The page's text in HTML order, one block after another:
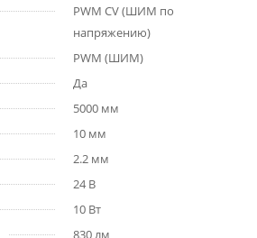
PWM СV (ШИМ по
напряжению)
PWM (ШИМ)
Да
5000 мм
10 мм
2.2 мм
24 В
10 Вт
830 лм